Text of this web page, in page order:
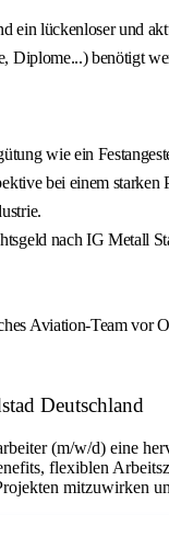
lückenloser und
Diplome...) benötigt
wie ein
bei einem starken
nach IG Metall
Aviation-Team vor
Deutschland
(m/w/d) eine
flexiblen
mitzuwirken